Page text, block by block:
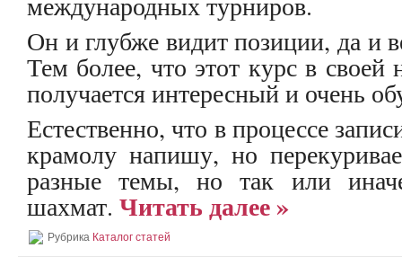
Он и глубже видит позиции, да и
Тем более, что этот курс в
получается интересный и очень
Естественно, что в процессе
крамолу напишу, но
разные темы, но так или
шахмат. Читать далее »
Рубрика Каталог статей